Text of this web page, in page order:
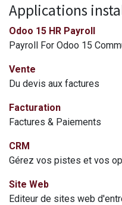
Applications
Odoo 15 HR Payroll
Payroll For Odoo 15
Vente
Du devis aux factures
Facturation
Factures & Paiements
CRM
Gérez vos pistes et vos
Site Web
Editeur de sites web